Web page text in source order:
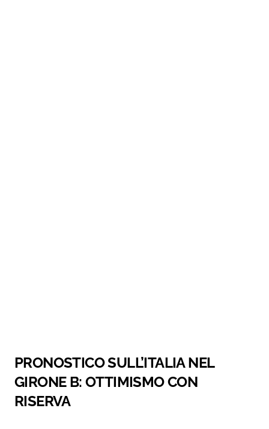
PRONOSTICO SULL’ITALIA NEL
GIRONE B: OTTIMISMO CON
RISERVA